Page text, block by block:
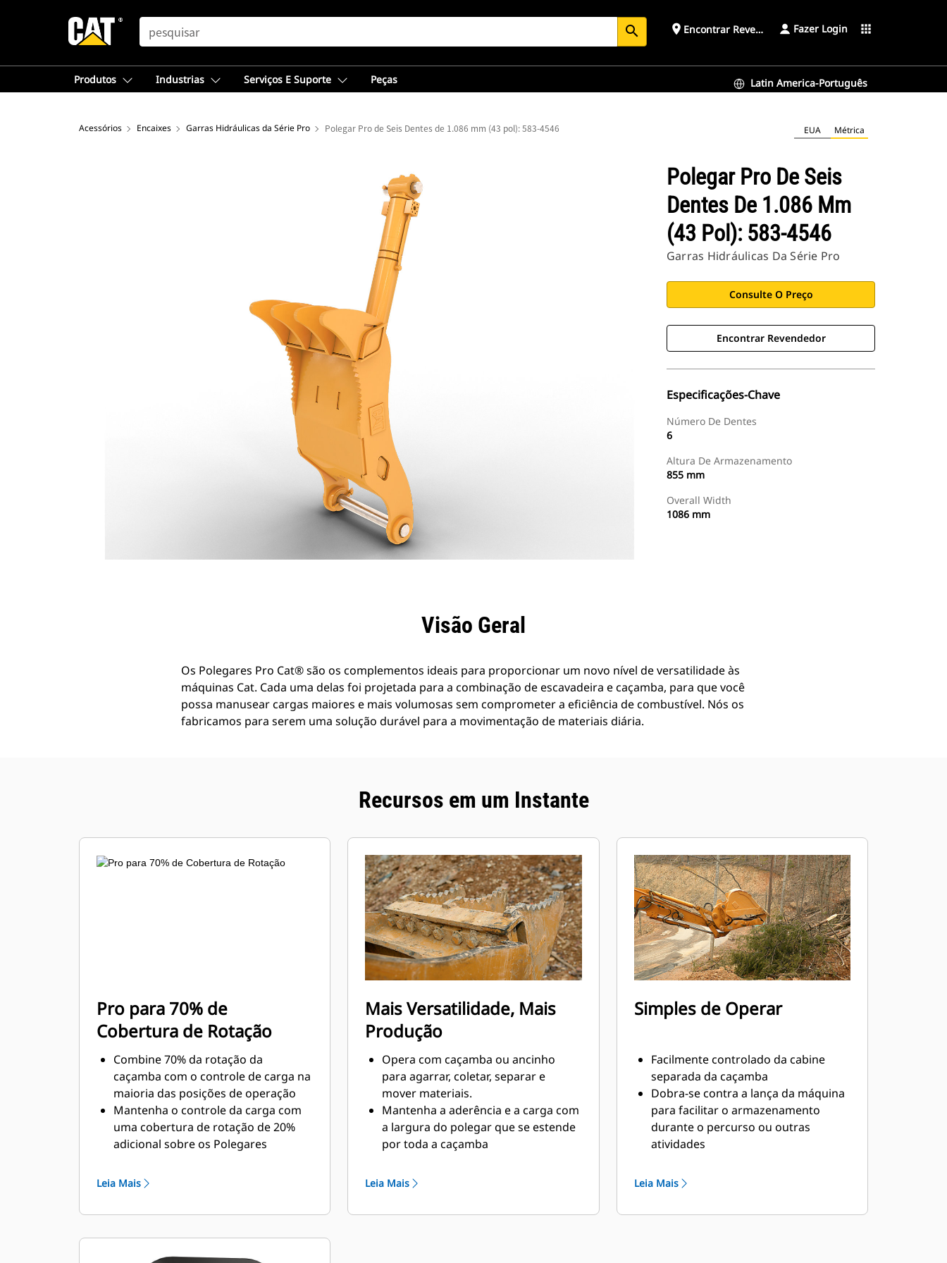
SEARCH search place Encontrar Revendedor Fazer Login apps
Produtos Industrias Serviços E Suporte Peças Latin America-Português
Acessórios Encaixes Garras Hidráulicas da Série Pro Polegar Pro de Seis Dentes de 1.086 mm (43 pol): 583-4546 EUA Métrica
Polegar Pro De Seis
Dentes De 1.086 Mm
(43 Pol): 583-4546
Garras Hidráulicas Da Série Pro
Consulte O Preço
Encontrar Revendedor
Especificações-Chave
Número De Dentes
6
Altura De Armazenamento
855 mm
Overall Width
1086 mm
Visão Geral
Os Polegares Pro Cat® são os complementos ideais para proporcionar um novo nível de versatilidade às
máquinas Cat. Cada uma delas foi projetada para a combinação de escavadeira e caçamba, para que você
possa manusear cargas maiores e mais volumosas sem comprometer a eficiência de combustível. Nós os
fabricamos para serem uma solução durável para a movimentação de materiais diária.
Recursos em um Instante
Pro para 70% de
Cobertura de Rotação
Combine 70% da rotação da
caçamba com o controle de carga na
maioria das posições de operação
Mantenha o controle da carga com
uma cobertura de rotação de 20%
adicional sobre os Polegares
Conclua tarefas abaixo do nível e
Aumente a produtividade da
Leia Mais
Mais Versatilidade, Mais
Produção
Opera com caçamba ou ancinho
para agarrar, coletar, separar e
mover materiais.
Mantenha a aderência e a carga com
a largura do polegar que se estende
por toda a caçamba
caçamba ou o ancinho com a
serrilhas nos dentes
Leia Mais
Simples de Operar
Facilmente controlado da cabine
separada da caçamba
Dobra-se contra a lança da máquina
para facilitar o armazenamento
durante o percurso ou outras
atividades
em geral fácil tornam os polegares
operação mais simples e acessível do
Leia Mais